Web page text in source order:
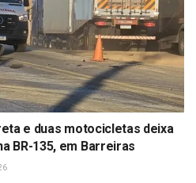
e duas motocicletas deixa
BR-135, em Barreiras